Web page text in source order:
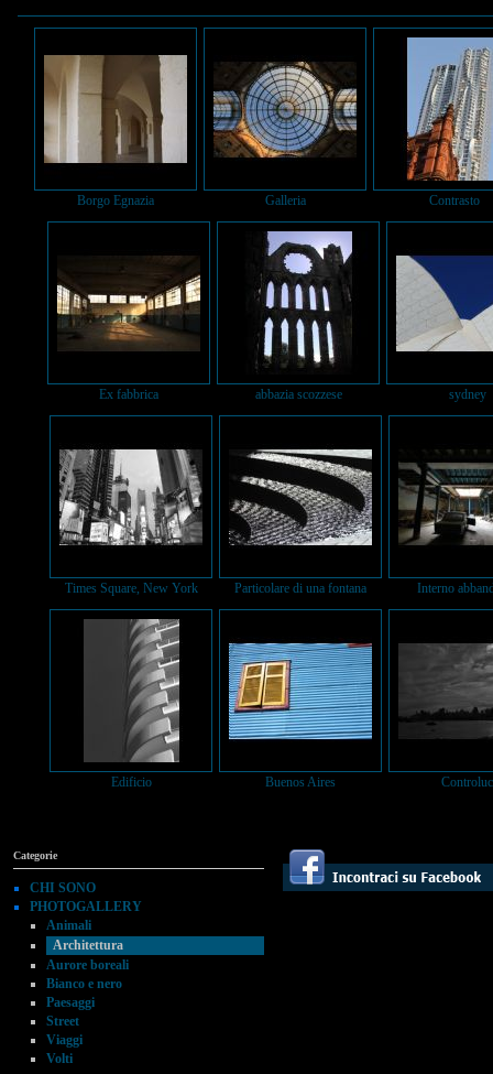
Borgo Egnazia Galleria Contrasto
Ex fabbrica abbazia scozzese sydney
Times Square, New York Particolare di una fontana Interno
Edificio Buenos Aires
Categorie
CHI SONO
PHOTOGALLERY
Animali
Architettura
Aurore boreali
Bianco e nero
Paesaggi
Street
Viaggi
Volti